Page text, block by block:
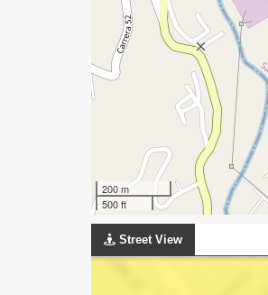
200 m
500 ft
Street View